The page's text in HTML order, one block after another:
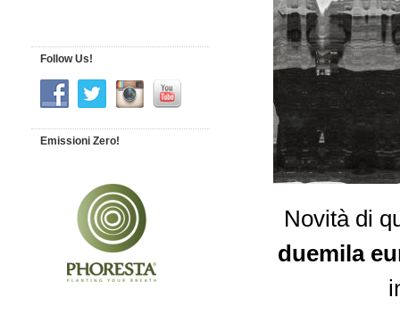
Novità di
duemila
Follow Us!
Emissioni Zero!